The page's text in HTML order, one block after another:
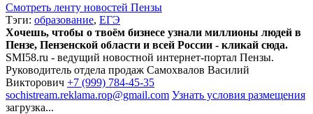
Смотреть ленту новостей Пензы
Тэги: образование, ЕГЭ
Хочешь, чтобы о твоём бизнесе узнали миллионы людей в
Пензе, Пензенской области и всей России - кликай сюда.
SMI58.ru - ведущий новостной интернет-портал Пензы.
Руководитель отдела продаж Самохвалов Василий
Викторович +7 (999) 784-45-35
sochistream.reklama.rop@gmail.com Узнать условия размещения
загрузка...